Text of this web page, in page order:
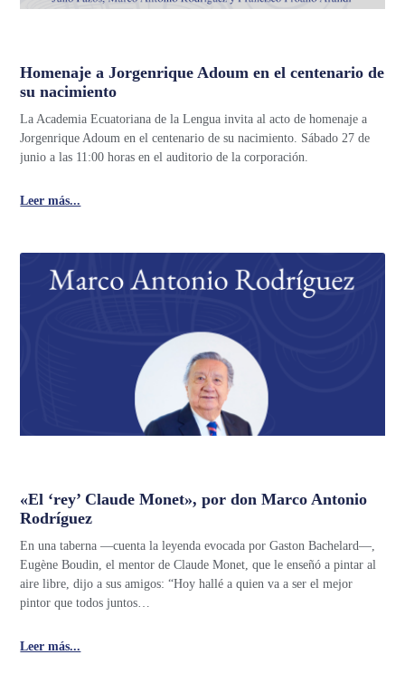
Homenaje a Jorgenrique Adoum en el centenario de
su nacimiento
La Academia Ecuatoriana de la Lengua invita al acto de homenaje a
Jorgenrique Adoum en el centenario de su nacimiento. Sábado 27 de
junio a las 11:00 horas en el auditorio de la corporación.
Leer más...
«El ‘rey’ Claude Monet», por don Marco Antonio
Rodríguez
En una taberna —cuenta la leyenda evocada por Gaston Bachelard—,
Eugène Boudin, el mentor de Claude Monet, que le enseñó a pintar al
aire libre, dijo a sus amigos: “Hoy hallé a quien va a ser el mejor
pintor que todos juntos…
Leer más...